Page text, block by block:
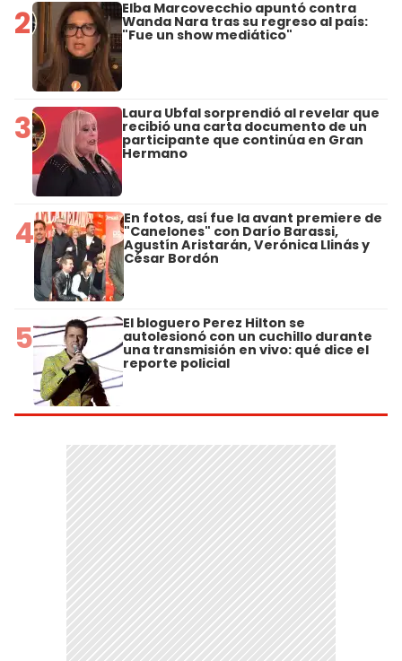
2 Elba Marcovecchio apuntó contra
Wanda Nara tras su regreso al país:
"Fue un show mediático"
3 Laura Ubfal sorprendió al revelar que
recibió una carta documento de un
participante que continúa en Gran
Hermano
4 En fotos, así fue la avant premiere de
"Canelones" con Darío Barassi,
Agustín Aristarán, Verónica Llinás y
César Bordón
5 El bloguero Perez Hilton se
autolesionó con un cuchillo durante
una transmisión en vivo: qué dice el
reporte policial